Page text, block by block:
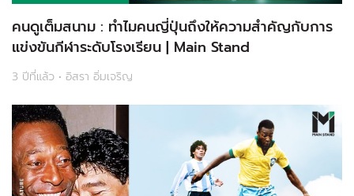
คนดูเต็มสนาม : ทำไมคนญี่ปุ่นถึงให้ความสำคัญกับการ
แข่งขันกีฬาระดับโรงเรียน | Main Stand
3 ปีที่แล้ว • อิสรา อิ่มเจริญ